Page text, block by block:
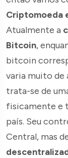
Criptomoeda
Atualmente a
Bitcoin,
bitcoin
varia muito de
trata-se de
fisicamente e
país. Seu
Central, mas